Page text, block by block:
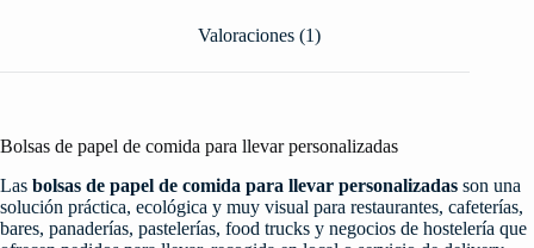
Valoraciones (1)
Bolsas de papel de comida para llevar personalizadas
Las bolsas de papel de comida para llevar personalizadas son una
solución práctica, ecológica y muy visual para restaurantes, cafeterías,
bares, panaderías, pastelerías, food trucks y negocios de hostelería que